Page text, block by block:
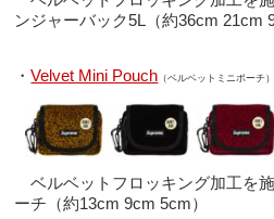
ンジャーバック5L（約36cm 21cm
・Velvet Mini Pouch （ベルベットミニポーチ）
ベルベットフロッキング加工を
ーチ（約13cm 9cm 5cm）